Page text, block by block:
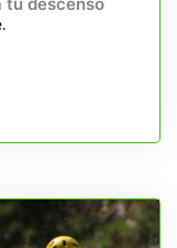
tu descenso